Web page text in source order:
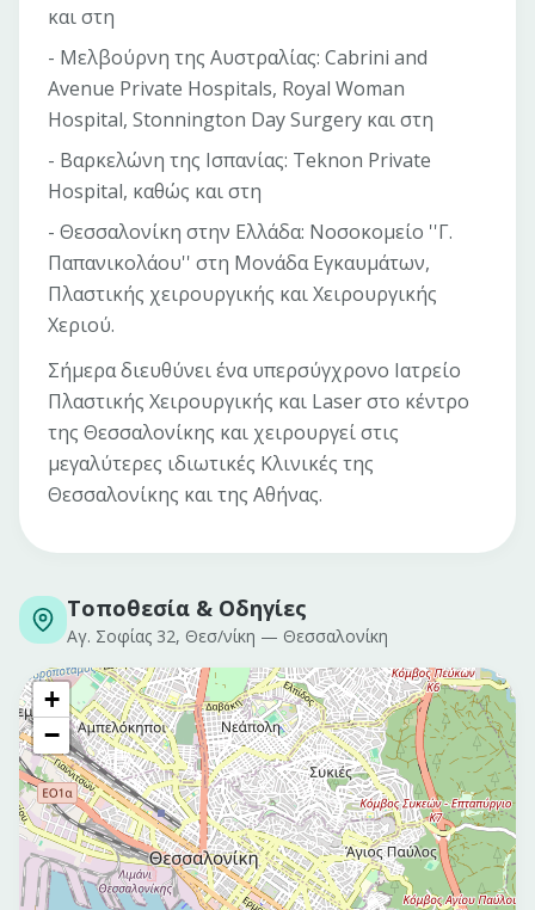
και στη
- Μελβούρνη της Αυστραλίας: Cabrini and
Avenue Private Hospitals, Royal Woman
Hospital, Stonnington Day Surgery και στη
- Βαρκελώνη της Ισπανίας: Teknon Private
Hospital, καθώς και στη
- Θεσσαλονίκη στην Ελλάδα: Νοσοκομείο ''Γ.
Παπανικολάου'' στη Μονάδα Εγκαυμάτων,
Πλαστικής χειρουργικής και Χειρουργικής
Χεριού.
Σήμερα διευθύνει ένα υπερσύγχρονο Ιατρείο
Πλαστικής Χειρουργικής και Laser στο κέντρο
της Θεσσαλονίκης και χειρουργεί στις
μεγαλύτερες ιδιωτικές Κλινικές της
Θεσσαλονίκης και της Αθήνας.
Τοποθεσία & Οδηγίες
Αγ. Σοφίας 32, Θεσ/νίκη — Θεσσαλονίκη
+
−